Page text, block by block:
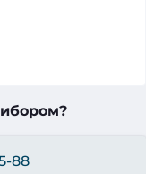
88